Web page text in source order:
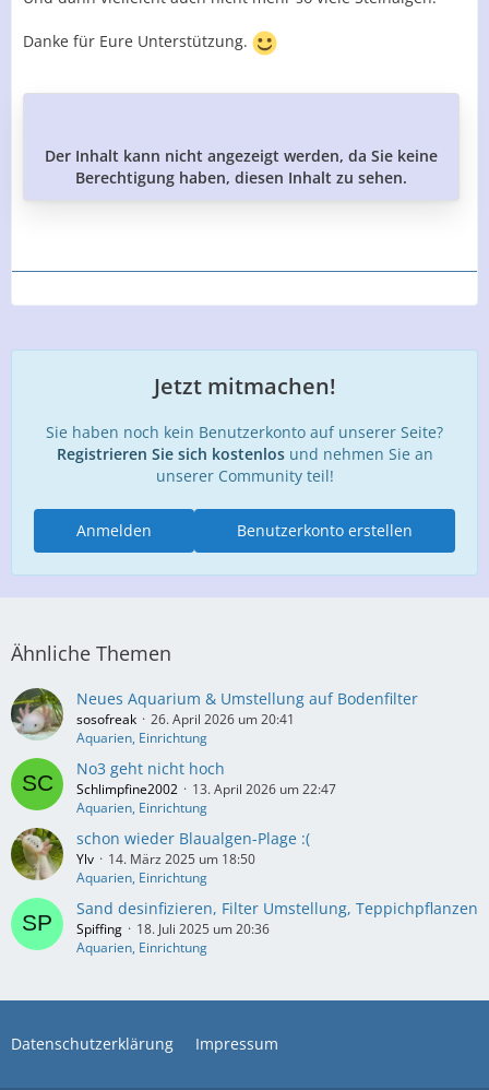
Danke für Eure Unterstützung.
Der Inhalt kann nicht angezeigt werden, da Sie keine
Berechtigung haben, diesen Inhalt zu sehen.
Jetzt mitmachen!
Sie haben noch kein Benutzerkonto auf unserer Seite?
Registrieren Sie sich kostenlosund nehmen Sie an
unserer Community teil!
Benutzerkonto erstellen
Anmelden
Ähnliche Themen
Neues Aquarium & Umstellung auf Bodenfilter
sosofreak
26. April 2026 um 20:41
Aquarien, Einrichtung
No3 geht nicht hoch
Schlimpfine2002
13. April 2026 um 22:47
Aquarien, Einrichtung
schon wieder Blaualgen-Plage :(
Ylv
14. März 2025 um 18:50
Aquarien, Einrichtung
Sand desinfizieren, Filter Umstellung, Teppichpflanzen
Spiffing
18. Juli 2025 um 20:36
Aquarien, Einrichtung
Datenschutzerklärung Impressum